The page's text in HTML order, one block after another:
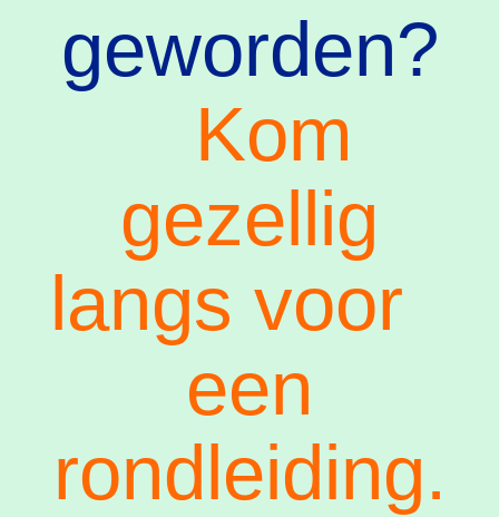
geworden?
Kom
gezellig
langs voor
een
rondleiding.